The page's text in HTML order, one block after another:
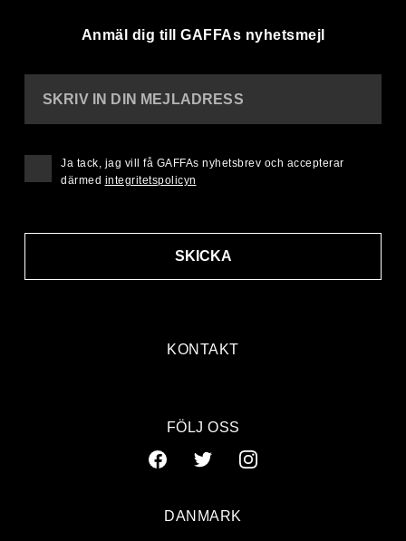
Anmäl dig till GAFFAs nyhetsmejl
KONTAKT
SKRIV IN DIN MEJLADRESS
SKICKA
Ja tack, jag vill få GAFFAs nyhetsbrev och accepterar
därmed integritetspolicyn
FÖLJ OSS
DANMARK